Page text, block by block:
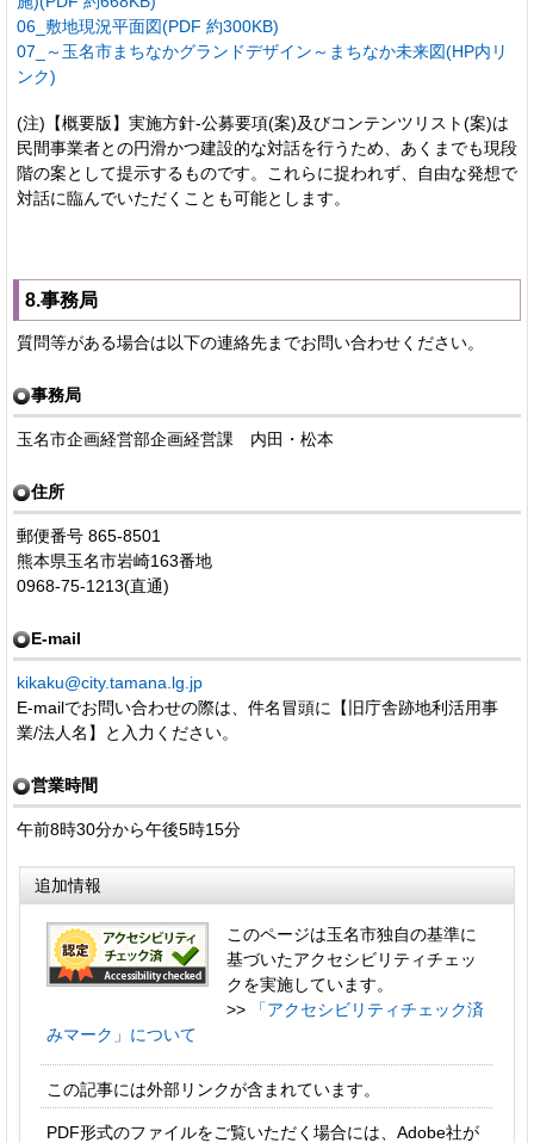
06_敷地現況平面図(PDF 約300KB)
07_～玉名市まちなかグランドデザイン～まちなか未来図(HP内リ
ンク)
(注)【概要版】実施方針-公募要項(案)及びコンテンツリスト(案)は
民間事業者との円滑かつ建設的な対話を行うため、あくまでも現段
階の案として提示するものです。これらに捉われず、自由な発想で
対話に臨んでいただくことも可能とします。
8.事務局
質問等がある場合は以下の連絡先までお問い合わせください。
事務局
玉名市企画経営部企画経営課 内田・松本
住所
郵便番号 865-8501
熊本県玉名市岩崎163番地
0968-75-1213(直通)
E-mail
kikaku@city.tamana.lg.jp
E-mailでお問い合わせの際は、件名冒頭に【旧庁舎跡地利活用事
業/法人名】と入力ください。
営業時間
午前8時30分から午後5時15分
追加情報
このページは玉名市独自の基準に
基づいたアクセシビリティチェッ
クを実施しています。
>>
「アクセシビリティチェック済
みマーク」について
この記事には外部リンクが含まれています。
PDF形式のファイルをご覧いただく場合には、Adobe社が